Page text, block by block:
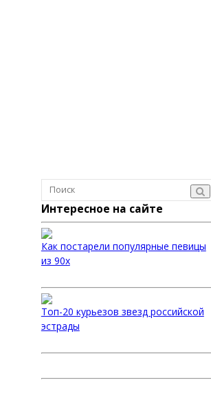
Интересное на сайте
Как постарели популярные певицы
из 90х
Топ-20 курьезов звезд российской
эстрады